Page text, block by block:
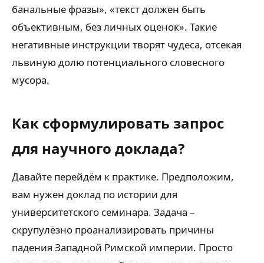
банальные фразы», «текст должен быть
объективным, без личных оценок». Такие
негативные инструкции творят чудеса, отсекая
львиную долю потенциального словесного
мусора.
Как сформулировать запрос
для научного доклада?
Давайте перейдём к практике. Предположим,
вам нужен доклад по истории для
университетского семинара. Задача –
скрупулёзно проанализировать причины
падения Западной Римской империи. Просто